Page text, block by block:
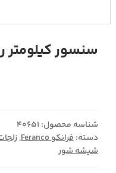
سنسور کیلومتر
شناسه محصول: 40651
دسته:فرانکو Feranco ,
شیشه شور